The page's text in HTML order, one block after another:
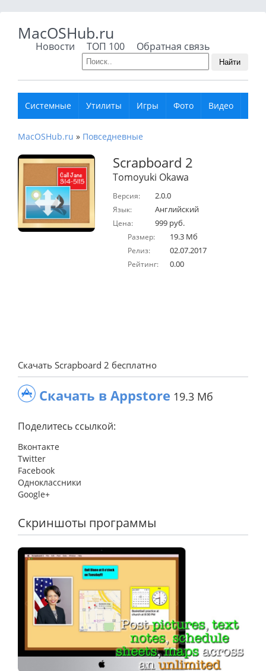
MacOSHub.ru
Новости ТОП 100 Обратная связь
Найти
Системные Утилиты Игры Фото Видео
MacOSHub.ru » Повседневные
Scrapboard 2
Tomoyuki Okawa
Версия: 2.0.0
Язык: Английский
Цена: 999 руб.
Размер: 19.3 Мб
Релиз: 02.07.2017
Рейтинг: 0.00
Скачать Scrapboard 2 бесплатно
Скачать в Appstore 19.3 Мб
Поделитесь ссылкой:
Вконтакте
Twitter
Facebook
Одноклассники
Google+
Скриншоты программы